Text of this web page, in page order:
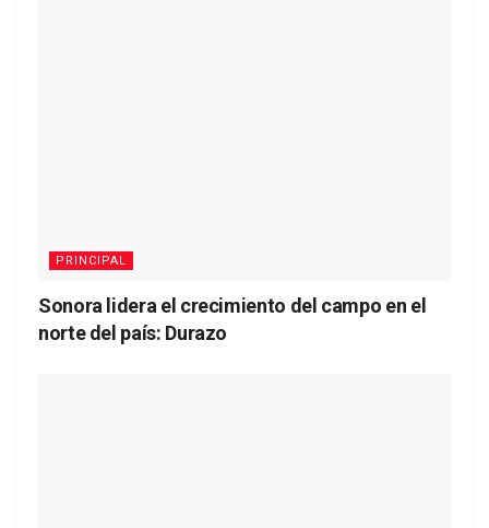
PRINCIPAL
Sonora lidera el crecimiento del campo en el
norte del país: Durazo